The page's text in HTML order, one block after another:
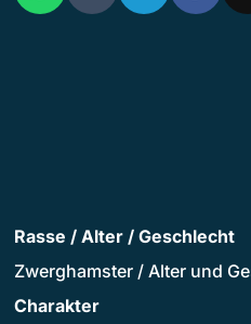
Rasse / Alter / Geschlecht
Zwerghamster / Alter und
Charakter